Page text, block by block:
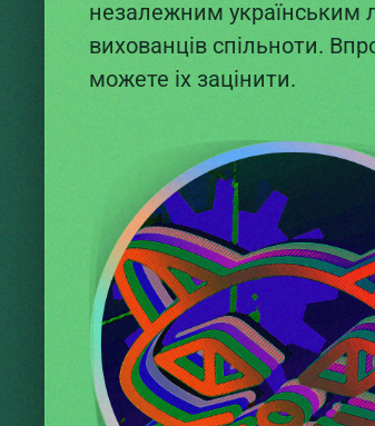
незалежним українським
вихованців спільноти.
можете іх зацінити.